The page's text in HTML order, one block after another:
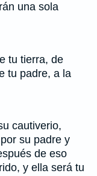
una sola
tu tierra, de
tu padre, a la
cautiverio,
su padre y
de eso
y ella será tu